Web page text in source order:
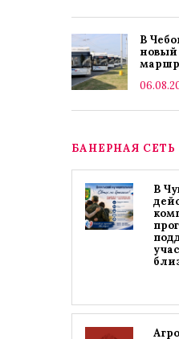
В
новый
БАНЕРНАЯ СЕТЬ
В